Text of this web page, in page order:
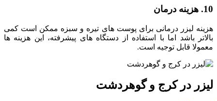
10. هزینه درمان
هزینه لیزر درمانی برای پوست‌ های تیره و سبزه ممکن است کمی
بالاتر باشد اما با استفاده از دستگاه ‌های پیشرفته، این هزینه ‌ها
معمولا قابل ‌توجیه است.
لیزر در کرج و گوهردشت